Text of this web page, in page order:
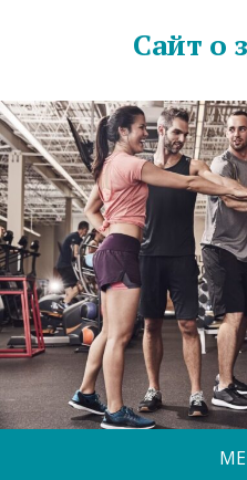
Сайт о